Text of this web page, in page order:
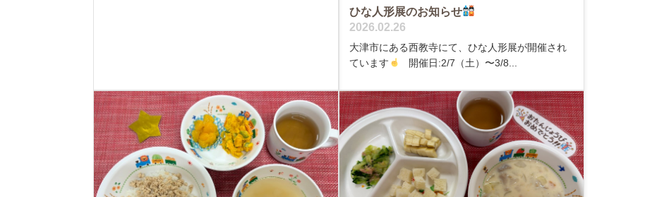
ひな人形展のお知らせ
2026.02.26
大津市にある西教寺にて、ひな人形展が開催され
ています
開催日:2/7（土）〜3/8...